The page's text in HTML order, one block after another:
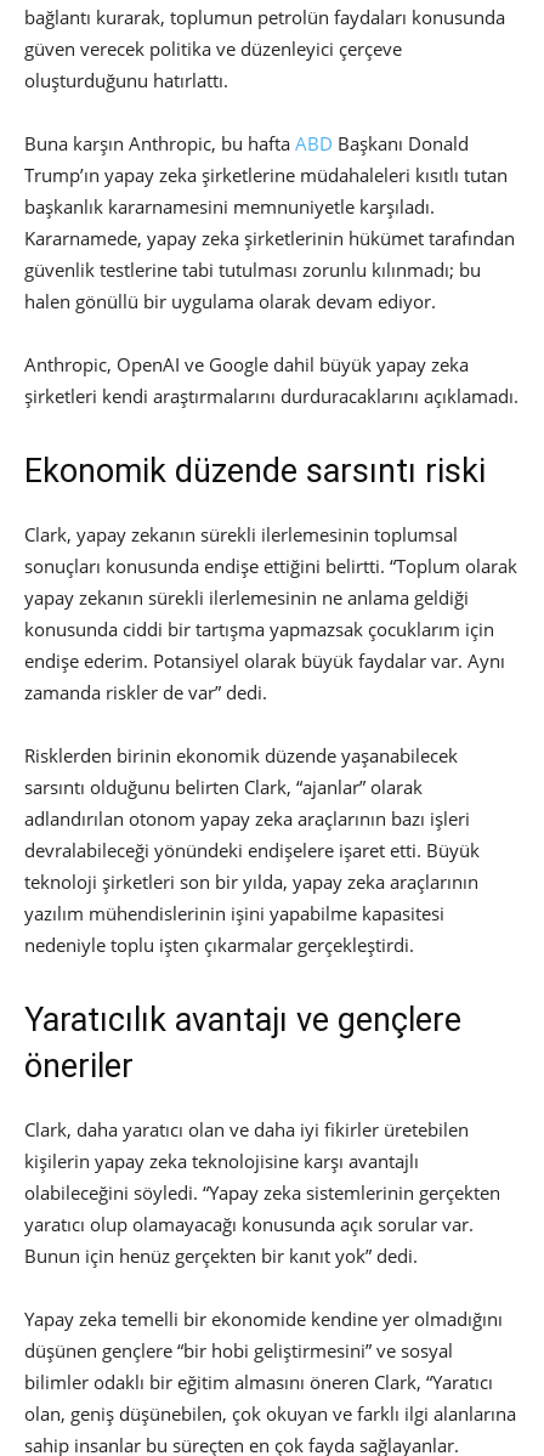
bağlantı kurarak, toplumun petrolün faydaları konusunda
güven verecek politika ve düzenleyici çerçeve
oluşturduğunu hatırlattı.
Buna karşın Anthropic, bu hafta ABD Başkanı Donald
Trump’ın yapay zeka şirketlerine müdahaleleri kısıtlı tutan
başkanlık kararnamesini memnuniyetle karşıladı.
Kararnamede, yapay zeka şirketlerinin hükümet tarafından
güvenlik testlerine tabi tutulması zorunlu kılınmadı; bu
halen gönüllü bir uygulama olarak devam ediyor.
Anthropic, OpenAI ve Google dahil büyük yapay zeka
şirketleri kendi araştırmalarını durduracaklarını açıklamadı.
Ekonomik düzende sarsıntı riski
Clark, yapay zekanın sürekli ilerlemesinin toplumsal
sonuçları konusunda endişe ettiğini belirtti. “Toplum olarak
yapay zekanın sürekli ilerlemesinin ne anlama geldiği
konusunda ciddi bir tartışma yapmazsak çocuklarım için
endişe ederim. Potansiyel olarak büyük faydalar var. Aynı
zamanda riskler de var” dedi.
Risklerden birinin ekonomik düzende yaşanabilecek
sarsıntı olduğunu belirten Clark, “ajanlar” olarak
adlandırılan otonom yapay zeka araçlarının bazı işleri
devralabileceği yönündeki endişelere işaret etti. Büyük
teknoloji şirketleri son bir yılda, yapay zeka araçlarının
yazılım mühendislerinin işini yapabilme kapasitesi
nedeniyle toplu işten çıkarmalar gerçekleştirdi.
Yaratıcılık avantajı ve gençlere
öneriler
Clark, daha yaratıcı olan ve daha iyi fikirler üretebilen
kişilerin yapay zeka teknolojisine karşı avantajlı
olabileceğini söyledi. “Yapay zeka sistemlerinin gerçekten
yaratıcı olup olamayacağı konusunda açık sorular var.
Bunun için henüz gerçekten bir kanıt yok” dedi.
Yapay zeka temelli bir ekonomide kendine yer olmadığını
düşünen gençlere “bir hobi geliştirmesini” ve sosyal
bilimler odaklı bir eğitim almasını öneren Clark, “Yaratıcı
olan, geniş düşünebilen, çok okuyan ve farklı ilgi alanlarına
sahip insanlar bu süreçten en çok fayda sağlayanlar.